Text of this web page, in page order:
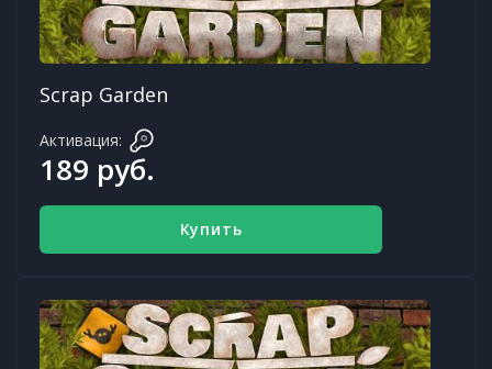
Scrap Garden
Активация:
189 руб.
Купить